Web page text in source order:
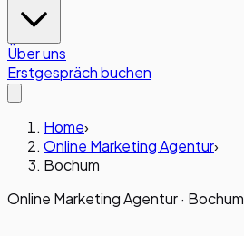
Über uns
Erstgespräch buchen
Home›
Online Marketing Agentur›
Bochum
Online Marketing Agentur · Bochum